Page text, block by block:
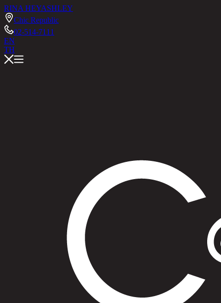
RINA HEYASHLEY
Chic Republic
02-514-7111
EN
TH